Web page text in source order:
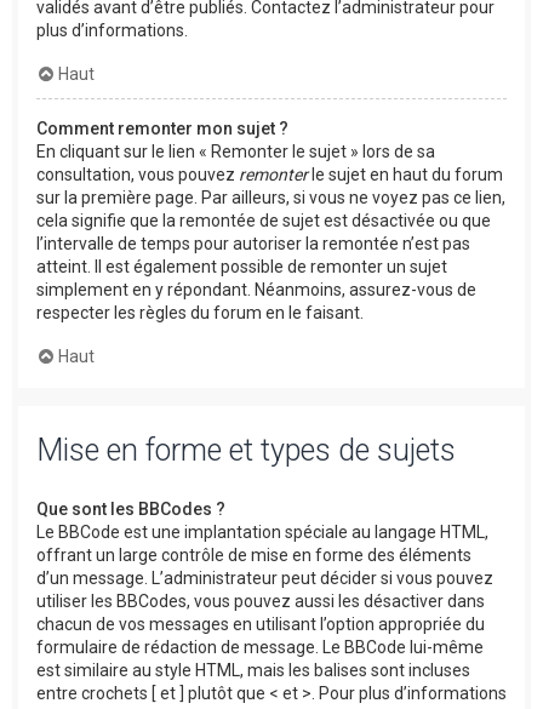
validés avant d’être publiés. Contactez l’administrateur pour
plus d’informations.
Haut
Comment remonter mon sujet ?
En cliquant sur le lien « Remonter le sujet » lors de sa
consultation, vous pouvez remonterle sujet en haut du forum
sur la première page. Par ailleurs, si vous ne voyez pas ce lien,
cela signifie que la remontée de sujet est désactivée ou que
l’intervalle de temps pour autoriser la remontée n’est pas
atteint. Il est également possible de remonter un sujet
simplement en y répondant. Néanmoins, assurez-vous de
respecter les règles du forum en le faisant.
Haut
Mise en forme et types de sujets
Que sont les BBCodes ?
Le BBCode est une implantation spéciale au langage HTML,
offrant un large contrôle de mise en forme des éléments
d’un message. L’administrateur peut décider si vous pouvez
utiliser les BBCodes, vous pouvez aussi les désactiver dans
chacun de vos messages en utilisant l’option appropriée du
formulaire de rédaction de message. Le BBCode lui-même
est similaire au style HTML, mais les balises sont incluses
entre crochets [ et ] plutôt que < et >. Pour plus d’informations